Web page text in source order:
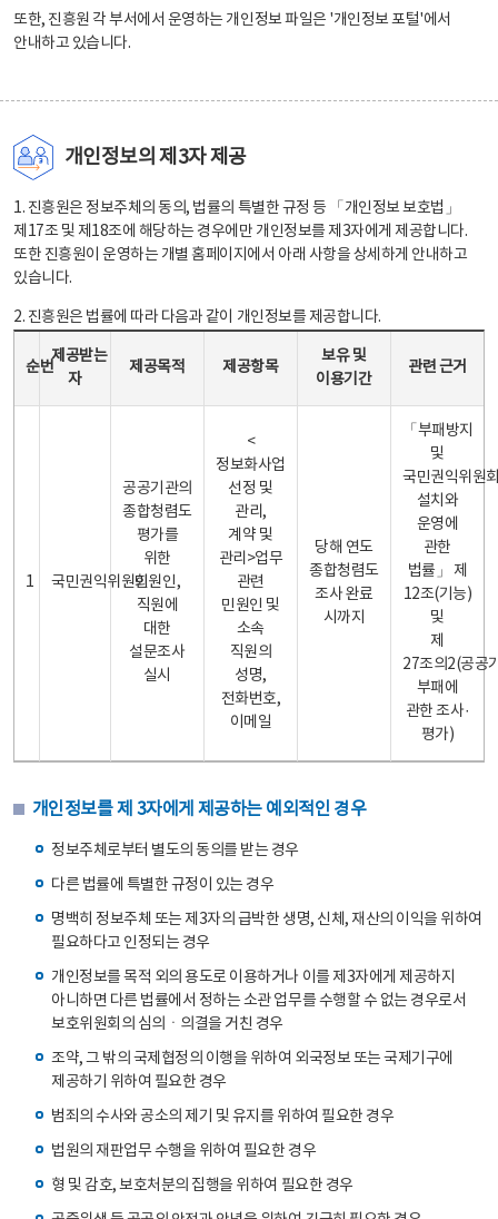
또한, 진흥원 각 부서에서 운영하는 개인정보 파일은 '개인정보 포털'에서
안내하고 있습니다.
개인정보의 제3자 제공
1. 진흥원은 정보주체의 동의, 법률의 특별한 규정 등 「개인정보 보호법」
제17조 및 제18조에 해당하는 경우에만 개인정보를 제3자에게 제공합니다.
또한 진흥원이 운영하는 개별 홈페이지에서 아래 사항을 상세하게 안내하고
있습니다.
2. 진흥원은 법률에 따라 다음과 같이 개인정보를 제공합니다.
순번
제공받는
자
제공목적 제공항목
보유 및
이용기간
관련 근거
1 국민권익위원회
공공기관의
종합청렴도
평가를
위한
민원인,
직원에
대한
설문조사
실시
<
정보화사업
선정 및
관리,
계약 및
관리>업무
관련
민원인 및
소속
직원의
성명,
전화번호,
이메일
당해 연도
종합청렴도
조사 완료
시까지
「부패방지
및
국민권익위원
설치와
운영에
관한
법률」 제
12조(기능)
및
제
27조의2(공공
부패에
관한 조사·
평가)
개인정보를 제 3자에게 제공하는 예외적인 경우
정보주체로부터 별도의 동의를 받는 경우
다른 법률에 특별한 규정이 있는 경우
명백히 정보주체 또는 제3자의 급박한 생명, 신체, 재산의 이익을 위하여
필요하다고 인정되는 경우
개인정보를 목적 외의 용도로 이용하거나 이를 제3자에게 제공하지
아니하면 다른 법률에서 정하는 소관 업무를 수행할 수 없는 경우로서
보호위원회의 심의ㆍ의결을 거친 경우
조약, 그 밖의 국제협정의 이행을 위하여 외국정보 또는 국제기구에
제공하기 위하여 필요한 경우
범죄의 수사와 공소의 제기 및 유지를 위하여 필요한 경우
법원의 재판업무 수행을 위하여 필요한 경우
형 및 감호, 보호처분의 집행을 위하여 필요한 경우